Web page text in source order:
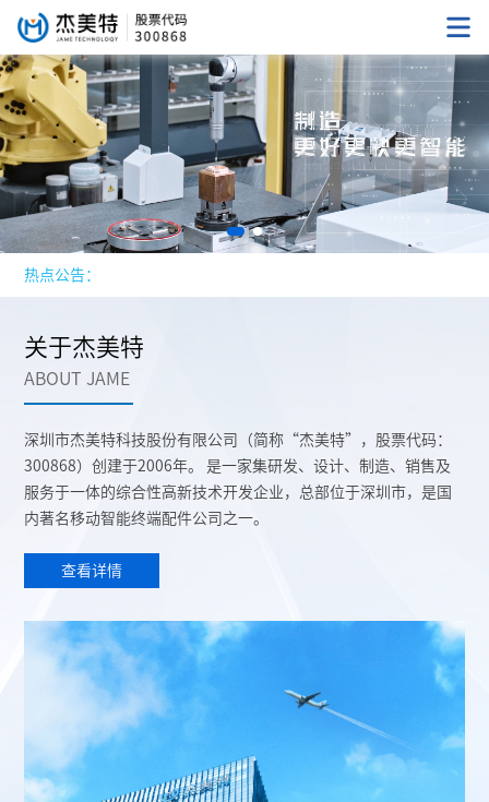
热点公告：
关于杰美特
ABOUT JAME
深圳市杰美特科技股份有限公司（简称“杰美特”，股票代码：
300868）创建于2006年。 是一家集研发、设计、制造、销售及
服务于一体的综合性高新技术开发企业，总部位于深圳市，是国
内著名移动智能终端配件公司之一。
查看详情